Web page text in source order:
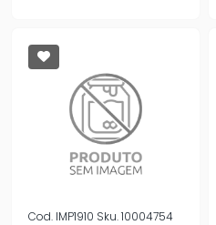
Cod. IMP1910 Sku.10004754